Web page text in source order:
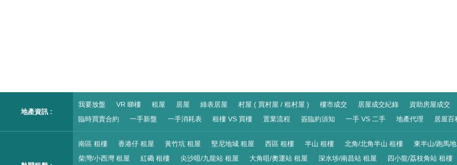
地產資訊 :
我要放盤 VR 睇樓 租屋 居屋 綠表居屋 村屋 ( 買村屋 / 租村屋 ) 樓市成交 居屋成交紀錄 資助房屋成交
臨時買賣合約
一手新盤 一手消耗表 租樓 VS 買樓 置業流程 簽臨約須知 一手 VS 二手 地產代理 居屋百
南區 租樓 香港仔 租屋 黃竹坑 租屋 堅尼地城 租屋 西區 租樓 半山 租樓 北角/北角半山 租樓 東半山/跑馬
柴灣/小西灣 租屋
紅磡 租樓 尖沙咀/九龍站 租屋 大角咀/奧運站 租屋 深水埗/南昌站 租屋 四小龍/荔枝角站 租樓